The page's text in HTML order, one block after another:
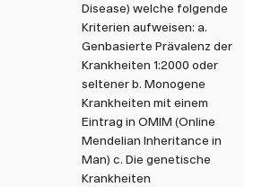
Disease) welche folgende
Kriterien aufweisen: a.
Genbasierte Prävalenz der
Krankheiten 1:2000 oder
seltener b. Monogene
Krankheiten mit einem
Eintrag in OMIM (Online
Mendelian Inheritance in
Man) c. Die genetische
Krankheiten